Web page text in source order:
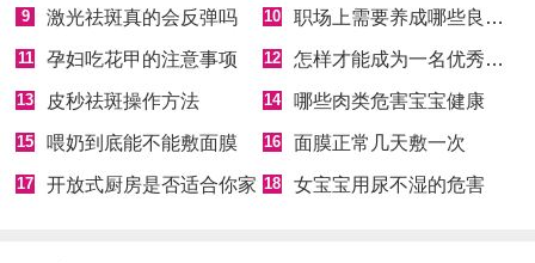
9 激光祛斑真的会反弹吗 10 职场上需要养成哪些良好习惯
11 孕妇吃花甲的注意事项 12 怎样才能成为一名优秀员工
13 皮秒祛斑操作方法 14 哪些肉类危害宝宝健康
15 喂奶到底能不能敷面膜 16 面膜正常几天敷一次
17 开放式厨房是否适合你家 18 女宝宝用尿不湿的危害